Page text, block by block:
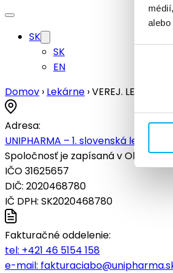
SK
SK
EN
Domov › Lekárne ›VEREJ. LEKÁREŇ
Adresa:
UNIPHARMA – 1. slovenská
Spoločnosť je zapísaná v
IČO 31625657
DIČ: 2020468780
IČ DPH: SK2020468780
Fakturačné oddelenie:
tel: +421 46 5154 158
e-mail: